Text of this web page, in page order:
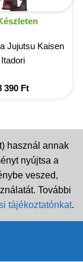
Jujutsu Kaisen
Itadori
390 Ft
használ annak
nyújtsa a
veszed,
További
tájékoztatónkat.